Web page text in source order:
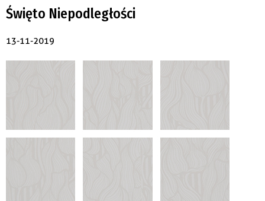
Święto Niepodległości
13-11-2019